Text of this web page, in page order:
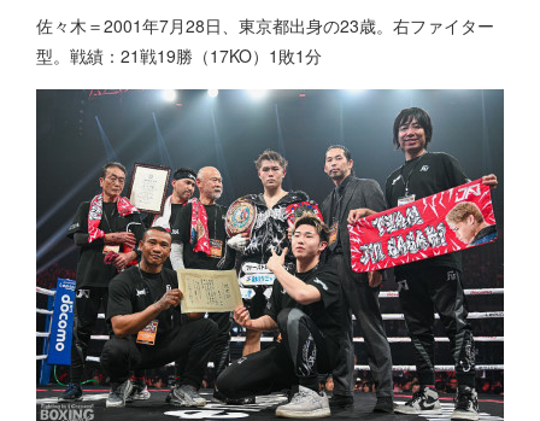
佐々木＝2001年7月28日、東京都出身の23歳。右ファイター
型。戦績：21戦19勝（17KO）1敗1分